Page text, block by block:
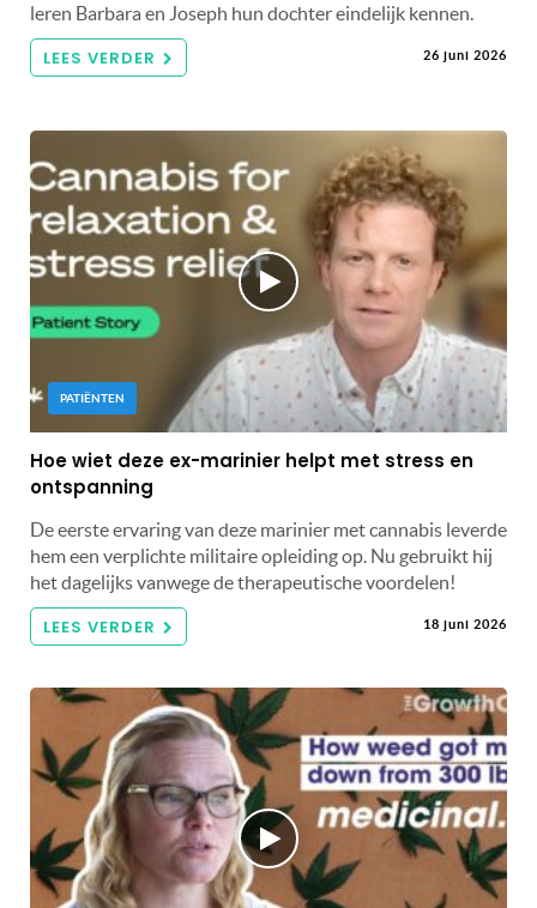
leren Barbara en Joseph hun dochter eindelijk kennen.
LEES VERDER 26 juni 2026
PATIËNTEN
Hoe wiet deze ex-marinier helpt met stress en
ontspanning
De eerste ervaring van deze marinier met cannabis leverde
hem een ​​verplichte militaire opleiding op. Nu gebruikt hij
het dagelijks vanwege de therapeutische voordelen!
LEES VERDER 18 juni 2026